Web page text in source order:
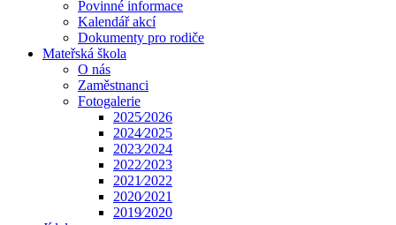
Povinné informace
Kalendář akcí
Dokumenty pro rodiče
Mateřská škola
O nás
Zaměstnanci
Fotogalerie
2025⁄2026
2024⁄2025
2023⁄2024
2022⁄2023
2021⁄2022
2020⁄2021
2019⁄2020